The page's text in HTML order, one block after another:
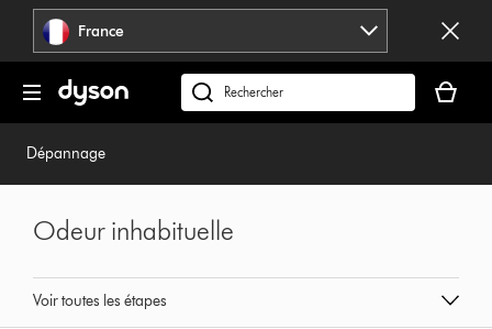
Sauter
pages
France
Rechercher
des
panier
est
Dépannage
Voir toutes les étapes
Odeur inhabituelle